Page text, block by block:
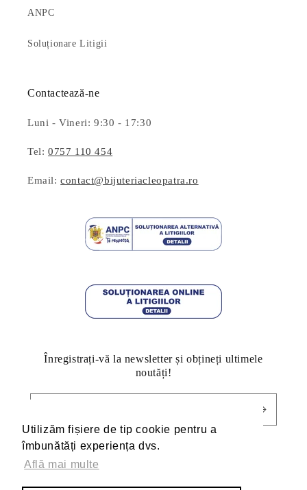
Utilizăm fișiere de tip cookie pentru a
îmbunătăți experiența dvs.
Află mai multe
Utilizăm fișiere de tip cookie pentru a
îmbunătăți experiența dvs.
Află mai multe
ANPC
Soluționare Litigii
Contactează-ne
Luni - Vineri: 9:30 - 17:30
Tel:0757 110 454
Email:contact@bijuteriacleopatra.ro
Înregistrați-vă la newsletter și obțineți ultimele
noutăți!
Facebook